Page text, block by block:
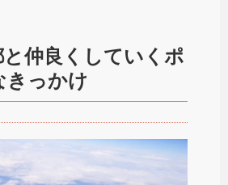
仲良くしていくポ
きっかけ